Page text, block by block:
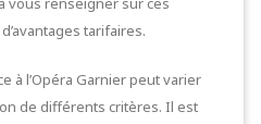
tarifaires.
à l’Opéra Garnier peut varier
de différents critères. Il est